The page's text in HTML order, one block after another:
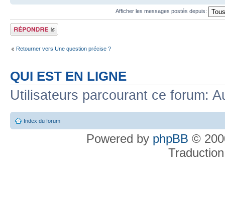
Afficher les messages postés depuis:
Répondre
Retourner vers Une question précise ?
QUI EST EN LIGNE
Utilisateurs parcourant ce forum:
Index du forum
Powered by phpBB ©